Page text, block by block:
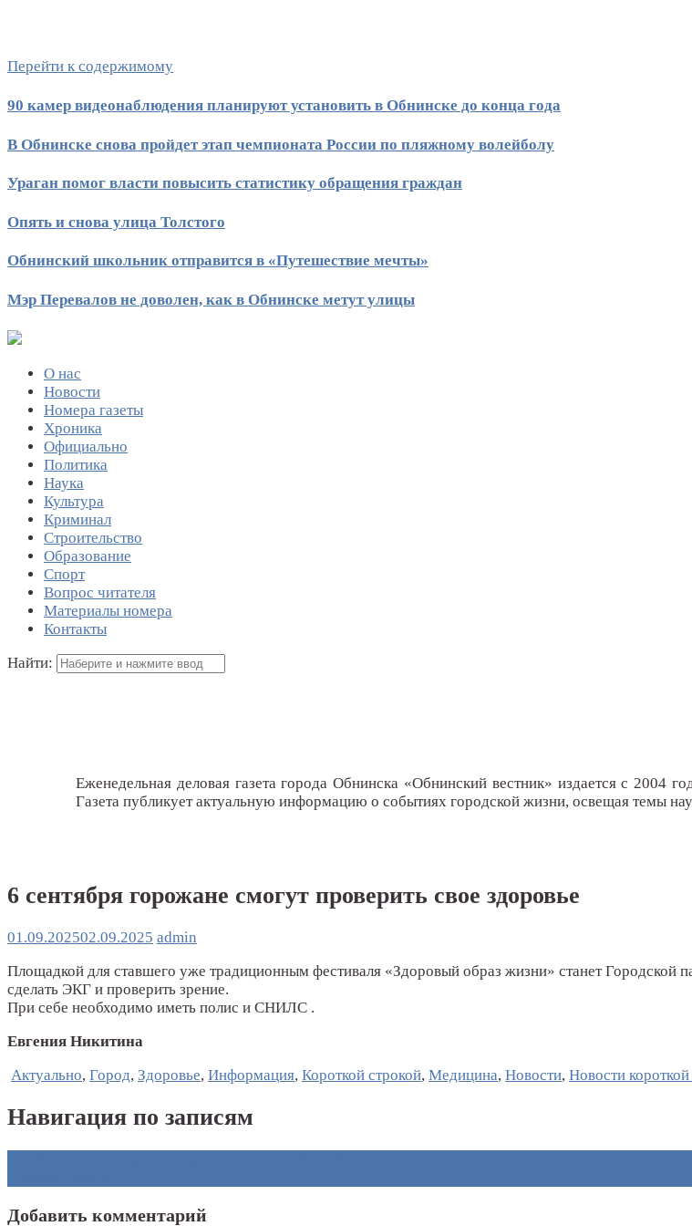
Перейти к содержимому
90 камер видеонаблюдения планируют установить в Обнинске до конца года
В Обнинске снова пройдет этап чемпионата России по пляжному волейболу
Ураган помог власти повысить статистику обращения граждан
Опять и снова улица Толстого
Обнинский школьник отправится в «Путешествие мечты»
Мэр Перевалов не доволен, как в Обнинске метут улицы
О нас
Новости
Номера газеты
Хроника
Официально
Политика
Наука
Культура
Криминал
Строительство
Образование
Спорт
Вопрос читателя
Материалы номера
Контакты
Найти:
Еженедельная деловая газета города Обнинска «Обнинский вестник» издается с 2004
Газета публикует актуальную информацию о событиях городской жизни, освещая темы
6 сентября горожане смогут проверить свое здоровье
01.09.202502.09.2025 admin
Площадкой для ставшего уже традиционным фестиваля «Здоровый образ жизни» станет
сделать ЭКГ и проверить зрение.
При себе необходимо иметь полис и СНИЛС .
Евгения Никитина
Актуально, Город, Здоровье, Информация, Короткой строкой, Медицина, Новости, Новости
Навигация по записям
Добавить комментарий